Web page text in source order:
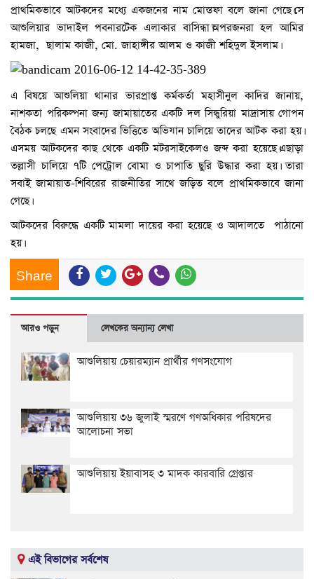
প্রাথমিকভাবে আটকদের মধ্যে একজনের নাম মোস্তফা বলে জানা গেছে।সে
আশুলিয়ার ভাদাইল পবনারটেক এলাকার বাসিন্ধা।অপরজনরা হল আমির
হামজা, ছালাম কাজী, মো. জাহাঙ্গীর আলম ও কাজী শহিদুল ইসলাম।
এ বিষয়ে আশুলিয়া থানার ভারপ্রাপ্ত কর্মকর্তা মহাসীনুল কাদির জানায়,
নাশকতা পরিকল্পনা জন্য জামায়াতের একটি দল সিন্ধুরিয়া মাদ্রাসায় গোপন
বৈঠক চলছে এমন সংবাদের ভিত্তিতে অভিযান চালিয়ে তাদের আটক করা হয়।
এসময় আটকদের কাছ থেকে একটি মটরসাইকেলও জব্দ করা হয়েছে।এছাড়া
তল্লাসী চালিয়ে ৭টি পেট্রোল বোমা ও চাপাতি ছুরি উদ্ধার করা হয়। তারা
সবাই জামায়াত-শিবিরের রাজনীতির সাথে জড়িত বলে প্রাথমিকভাবে জানা
গেছে।
আটকদের বিরুদ্ধে একটি মামলা দায়ের করা হয়েছে ও আদালতে পাঠানো
হয়।
Share
আরও পড়ুন লেখকের অন্যান্য লেখা
আশুলিয়ায় চেয়ারম্যান প্রার্থীর গণসংযোগ
আশুলিয়ায় ৩৬ জুলাই স্মরণে গণঅধিকার পরিষদের
আলোচনা সভা
আশুলিয়ায় ইয়াবাসহ ৩ মাদক কারবারি গ্রেপ্তার
এই বিভাগের সর্বশেষ